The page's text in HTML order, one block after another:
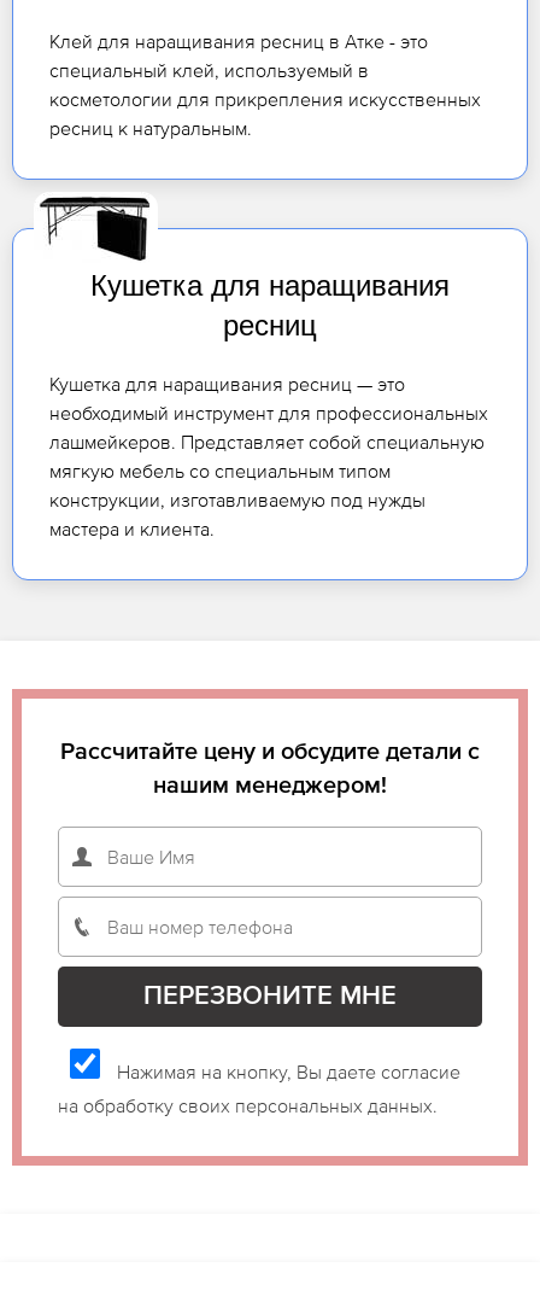
Клей для наращивания ресниц в Атке - это
специальный клей, используемый в
косметологии для прикрепления искусственных
ресниц к натуральным.
Кушетка для наращивания
ресниц
Кушетка для наращивания ресниц — это
необходимый инструмент для профессиональных
лашмейкеров. Представляет собой специальную
мягкую мебель со специальным типом
конструкции, изготавливаемую под нужды
мастера и клиента.
Рассчитайте цену и обсудите детали с
нашим менеджером!
Нажимая на кнопку, Вы даете согласие
на обработку своих персональных данных.